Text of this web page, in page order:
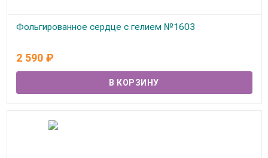
Фольгированное сердце с гелием №1603
2 590 ₽